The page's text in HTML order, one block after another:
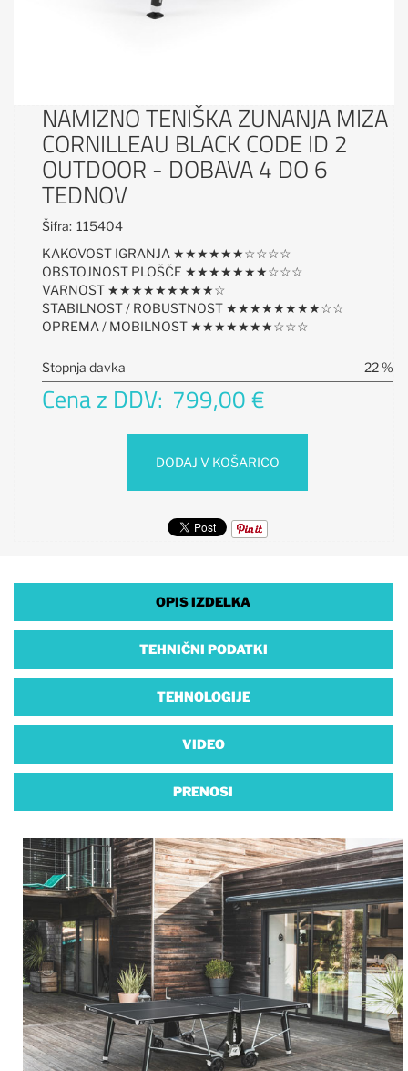
NAMIZNO TENIŠKA ZUNANJA MIZA
CORNILLEAU BLACK CODE ID 2
OUTDOOR - DOBAVA 4 DO 6
TEDNOV
Šifra: 115404
KAKOVOST IGRANJA ★★★★★★☆☆☆☆
OBSTOJNOST PLOŠČE ★★★★★★★☆☆☆
VARNOST ★★★★★★★★★☆
STABILNOST / ROBUSTNOST ★★★★★★★★☆☆
OPREMA / MOBILNOST ★★★★★★★☆☆☆
Stopnja davka 22 %
Cena z DDV: 799,00 €
DODAJ V KOŠARICO
OPIS IZDELKA
TEHNIČNI PODATKI
TEHNOLOGIJE
VIDEO
PRENOSI